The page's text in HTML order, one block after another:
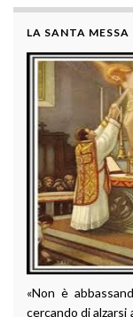
LA SANTA
«Non è
cercando di alzarsi